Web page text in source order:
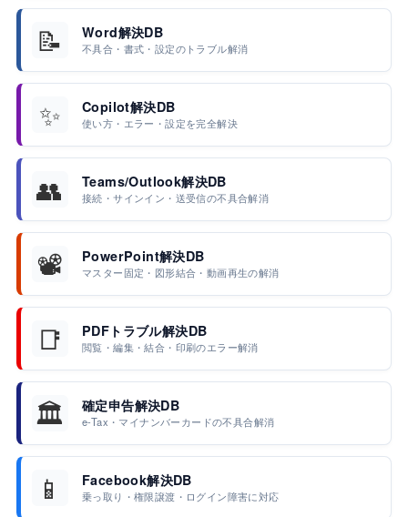
📝 Word解決DB
不具合・書式・設定のトラブル解消
✨ Copilot解決DB
使い方・エラー・設定を完全解決
👥 Teams/Outlook解決DB
接続・サインイン・送受信の不具合解消
📽️ PowerPoint解決DB
マスター固定・図形結合・動画再生の解消
📑 PDFトラブル解決DB
閲覧・編集・結合・印刷のエラー解消
🏛️ 確定申告解決DB
e-Tax・マイナンバーカードの不具合解消
📱 Facebook解決DB
乗っ取り・権限譲渡・ログイン障害に対応